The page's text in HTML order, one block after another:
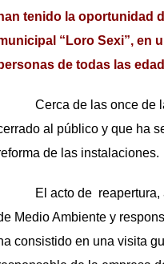
han tenido la oportunidad
“Loro Sexi”, en
de todas las
Cerca de las once de la
al público y que ha
de las instalaciones.
El acto de reapertura, a
Medio Ambiente y
consistido en una visita